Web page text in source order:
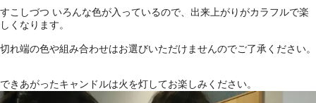
すこしづつ いろんな色が入っているので、出来上がりがカラフルで楽
しくなります。
切れ端の色や組み合わせはお選びいただけませんのでご了承ください。
できあがったキャンドルは火を灯してお楽しみください。